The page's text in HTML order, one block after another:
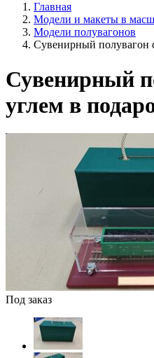
Главная
Модели и макеты в
Модели полувагонов
Сувенирный полувагон
Сувенирный
углем в
Под заказ